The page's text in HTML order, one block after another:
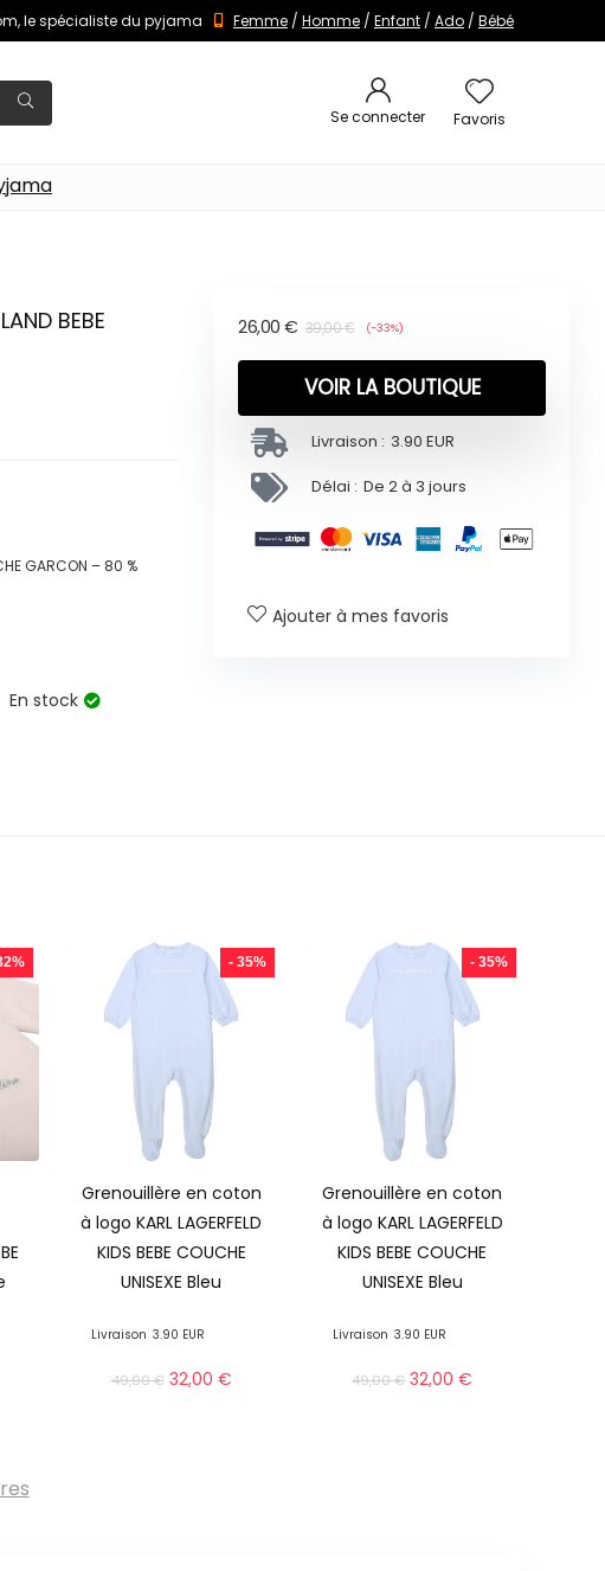
le spécialiste du pyjama Femme / Homme / Enfant / Ado / Bébé
Se connecter Favoris
BEBE
GARCON – 80 %
En stock
39,00€
26,00 € (-33%)
VOIR LA BOUTIQUE
Livraison : 3.90 EUR
Délai : De 2 à 3 jours
Ajouter à mes favoris
- 35%
Grenouillère en coton
à logo KARL LAGERFELD
KIDS BEBE COUCHE
UNISEXE Bleu
Livraison 3.90 EUR
49,00€ 32,00 €
- 35%
Grenouillère en coton
à logo KARL LAGERFELD
KIDS BEBE COUCHE
UNISEXE Bleu
Livraison 3.90 EUR
49,00€ 32,00€